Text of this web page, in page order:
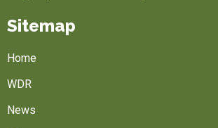
Sitemap
Home
WDR
News